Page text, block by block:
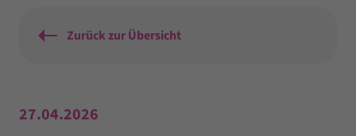
Zurück zur Übersicht
27.04.2026